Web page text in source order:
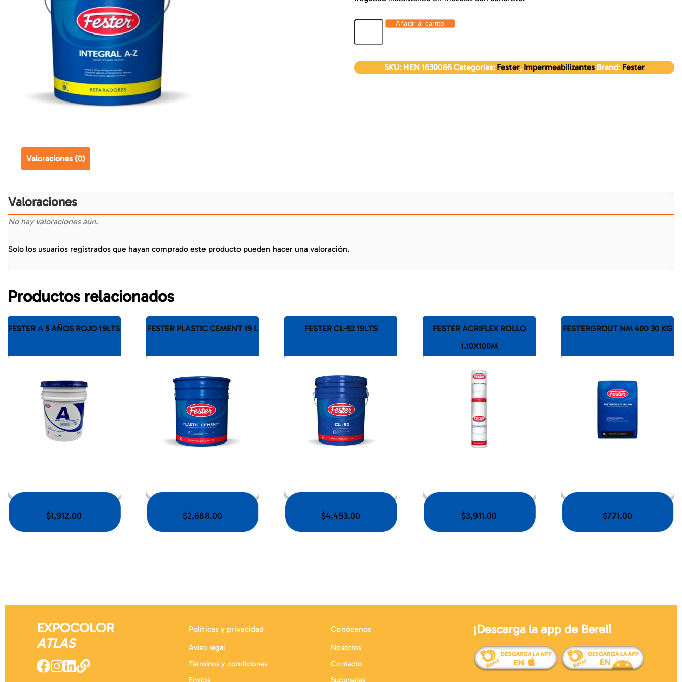
Añadir al carrito
SKU: HEN 1630086 Categorías: Fester, Impermeabilizantes Brand: Fester
Valoraciones (0)
Valoraciones
No hay valoraciones aún.
Solo los usuarios registrados que hayan comprado este producto pueden hacer una valoración.
Productos relacionados
FESTER A 5 AÑOS ROJO 19LTS
$1,912.00
FESTER PLASTIC CEMENT 19 L
$2,688.00
FESTER CL-52 19LTS
$4,453.00
FESTER ACRIFLEX ROLLO
1.10X100M
$3,911.00
FESTERGROUT NM 400 30 KG
$771.00
EXPOCOLOR
ATLAS
Políticas y privacidad
Aviso legal
Términos y condiciones
Envíos
Conócenos
Nosotros
Contacto
Sucursales
¡Descarga la app de Berel!